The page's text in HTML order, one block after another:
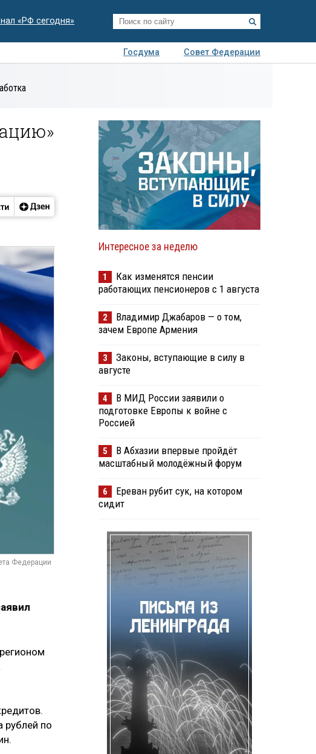
«РФ сегодня»
Госдума
Совет Федерации
Федерации
рублей по
Интересное за неделю
1
Как изменятся пенсии
работающих пенсионеров с 1 августа
2
Владимир Джабаров — о том,
зачем Европе Армения
3
Законы, вступающие в силу в
августе
4
В МИД России заявили о
подготовке Европы к войне с
Россией
5
В Абхазии впервые пройдёт
масштабный молодёжный форум
6
Ереван рубит сук, на котором
сидит